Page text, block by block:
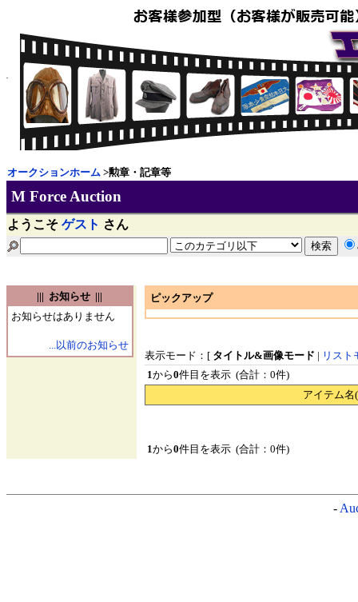
オークションホーム >勲章・記章等
M Force Auction
ようこそ ゲスト さん
||| お知らせ |||
お知らせはありません
...以前のお知らせ
ピックアップ
表示モード：[ タイトル&画像モード | リスト
1から0件目を表示 (合計：0件)
アイテム名
1から0件目を表示 (合計：0件)
-